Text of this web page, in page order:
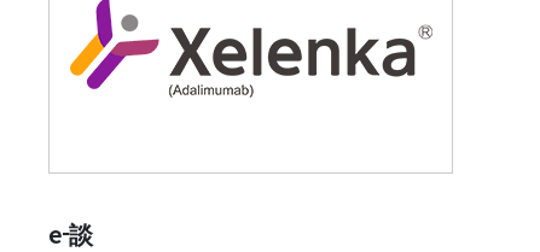
e-談